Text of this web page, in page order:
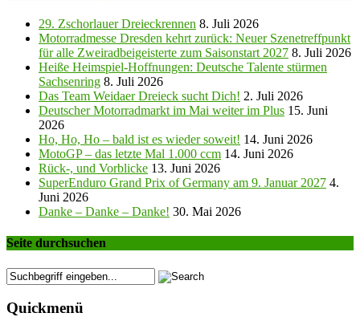
29. Zschorlauer Dreieckrennen 8. Juli 2026
Motorradmesse Dresden kehrt zurück: Neuer Szenetreffpunkt
für alle Zweiradbeigeisterte zum Saisonstart 2027 8. Juli 2026
Heiße Heimspiel-Hoffnungen: Deutsche Talente stürmen
Sachsenring 8. Juli 2026
Das Team Weidaer Dreieck sucht Dich! 2. Juli 2026
Deutscher Motorradmarkt im Mai weiter im Plus 15. Juni
2026
Ho, Ho, Ho – bald ist es wieder soweit! 14. Juni 2026
MotoGP – das letzte Mal 1.000 ccm 14. Juni 2026
Rück-, und Vorblicke 13. Juni 2026
SuperEnduro Grand Prix of Germany am 9. Januar 2027 4.
Juni 2026
Danke – Danke – Danke! 30. Mai 2026
Seite durchsuchen
Quickmenü